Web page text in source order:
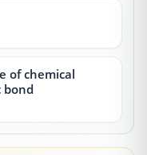
of chemical
bond